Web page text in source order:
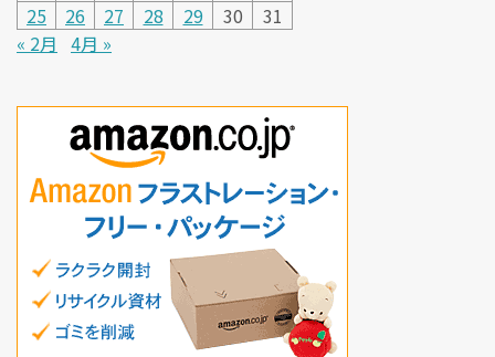
25
26 27 28 29 30
31
« 2月 4月 »